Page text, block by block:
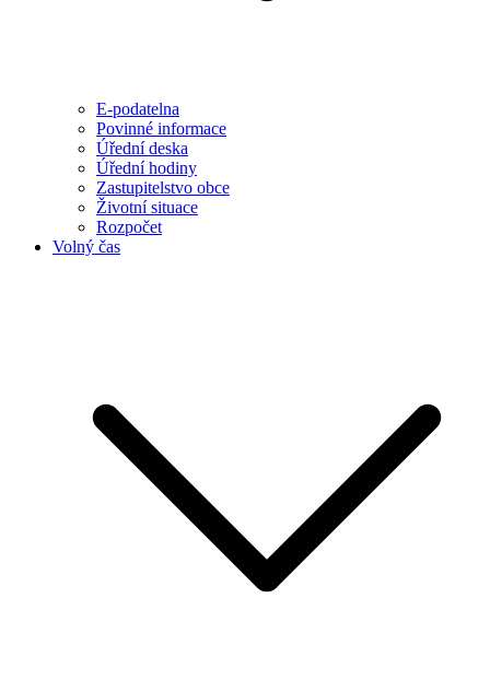
E-podatelna
Povinné informace
Úřední deska
Úřední hodiny
Zastupitelstvo obce
Životní situace
Rozpočet
Volný čas